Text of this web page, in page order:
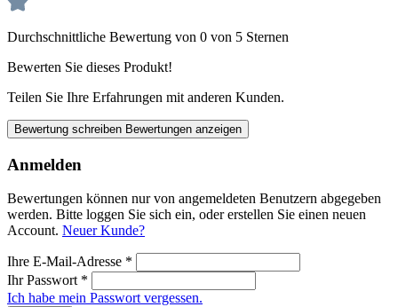
Durchschnittliche Bewertung von 0 von 5 Sternen
Bewerten Sie dieses Produkt!
Teilen Sie Ihre Erfahrungen mit anderen Kunden.
Bewertung schreiben Bewertungen anzeigen
Anmelden
Bewertungen können nur von angemeldeten Benutzern abgegeben
werden. Bitte loggen Sie sich ein, oder erstellen Sie einen neuen
Account. Neuer Kunde?
Ihre E-Mail-Adresse *
Ihr Passwort *
Ich habe mein Passwort vergessen.